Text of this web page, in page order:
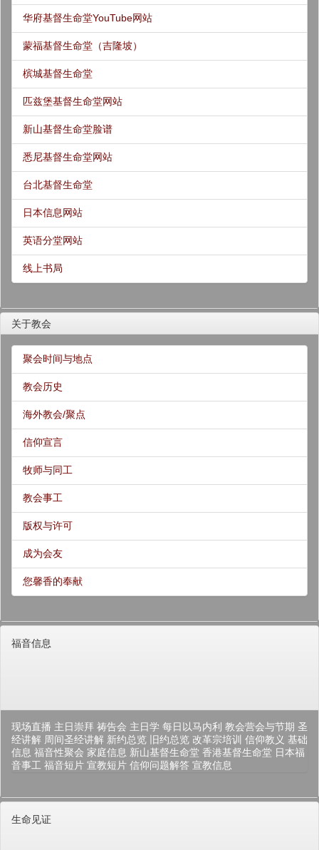
华府基督生命堂YouTube网站
蒙福基督生命堂（吉隆坡）
槟城基督生命堂
匹兹堡基督生命堂网站
新山基督生命堂脸谱
悉尼基督生命堂网站
台北基督生命堂
日本信息网站
英语分堂网站
线上书局
关于教会
聚会时间与地点
教会历史
海外教会/聚点
信仰宣言
牧师与同工
教会事工
版权与许可
成为会友
您馨香的奉献
福音信息
现场直播 主日崇拜 祷告会 主日学 每日以马内利 教会营会与节期 圣
经讲解 周间圣经讲解 新约总览 旧约总览 改革宗培训 信仰教义 基础
信息 福音性聚会 家庭信息 新山基督生命堂 香港基督生命堂 日本福
音事工 福音短片 宣教短片 信仰问题解答 宣教信息
生命见证